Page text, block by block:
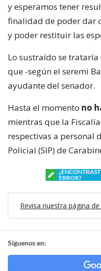
y esperamos tener
finalidad de poder dar
y poder restituir las
Lo sustraído se
que -según el seremi
ayudante del senador.
Hasta el momento no
mientras que la
respectivas a personal
Policial (SIP) de
ERROR?
Revisa nuestra página
Síguenos en: